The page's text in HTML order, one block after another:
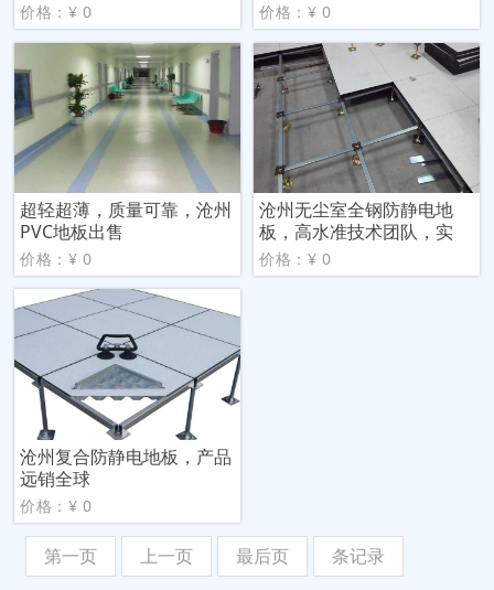
价格：¥ 0 价格：¥ 0
超轻超薄，质量可靠，沧州
PVC地板出售
价格：¥ 0
沧州无尘室全钢防静电地
板，高水准技术团队，实
价格：¥ 0
沧州复合防静电地板，产品
远销全球
价格：¥ 0
第一页 上一页 最后页 条记录